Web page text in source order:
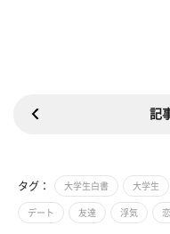
記
タグ： 大学生白書 大学生
デート 友達 浮気